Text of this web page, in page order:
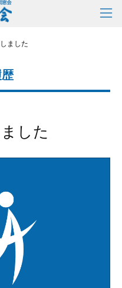
ました
ました